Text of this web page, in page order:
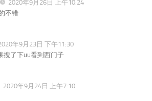
2020年9月26日 上午10:24
不错
年9月23日 下午11:30
搜了下uu看到西门子
2020年9月24日 上午7:10